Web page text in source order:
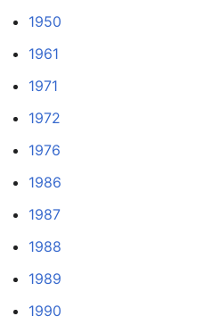
1950
1961
1971
1972
1976
1986
1987
1988
1989
1990